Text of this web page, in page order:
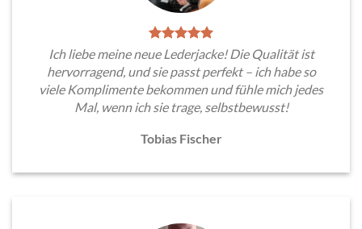
Ich liebe meine neue Lederjacke! Die Qualität ist
hervorragend, und sie passt perfekt – ich habe so
viele Komplimente bekommen und fühle mich jedes
Mal, wenn ich sie trage, selbstbewusst!
Tobias Fischer